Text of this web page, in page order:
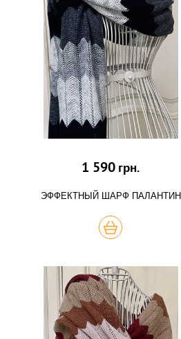
1 590 грн.
ЭФФЕКТНЫЙ ШАРФ ПАЛАНТИН
КУПИТЬ